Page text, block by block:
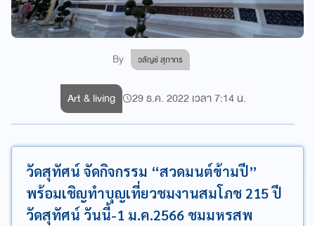
By วลัญช์ สุภากร
Art & living 29 ธ.ค. 2022 เวลา 7:14 น.
วัดสุทัศน์ จัดกิจกรรม “สวดมนต์ข้ามปี”
พร้อมเชิญทำบุญเที่ยวชมงานสมโภช 215 ปี
วัดสุทัศน์ วันนี้-1 ม.ค.2566 ชมมหรสพ